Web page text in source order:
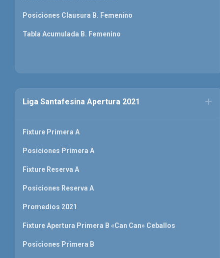
Posiciones Clausura B. Femenino
Tabla Acumulada B. Femenino
Liga Santafesina Apertura 2021
Fixture Primera A
Posiciones Primera A
Fixture Reserva A
Posiciones Reserva A
Promedios 2021
Fixture Apertura Primera B «Can Can» Ceballos
Posiciones Primera B